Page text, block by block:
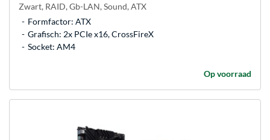
Zwart, RAID, Gb-LAN, Sound, ATX
Formfactor: ATX
Grafisch: 2x PCIe x16, CrossFireX
Socket: AM4
Op voorraad